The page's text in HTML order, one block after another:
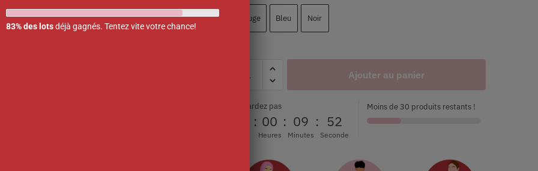
Rouge Bleu Noir
Ajouter au panier
Ne tardez pas
: 00
Heures
: 09
Minutes
: 52
Seconde
Moins de 30 produits restants !
83% des lotsdéjà gagnés. Tentez vite votre chance!